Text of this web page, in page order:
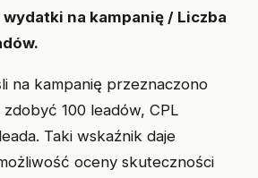
wydatki na kampanię / Liczba
na kampanię przeznaczono
zdobyć 100 leadów, CPL
Taki wskaźnik daje
oceny skuteczności